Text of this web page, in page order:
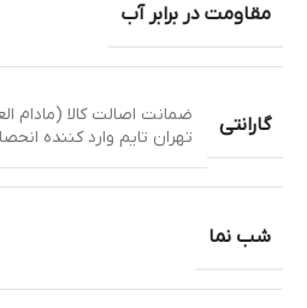
مقاومت در برابر آب
گارانتی
ضمانت اصالت کالا (مادام
تهران تایم وارد کننده
شب نما